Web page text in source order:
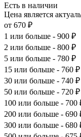
Есть в наличии
Цена является
от 670 ₽
1 или больше - 900 ₽
2 или больше - 800 ₽
5 или больше - 780 ₽
15 или больше - 760 ₽
30 или больше - 740 ₽
50 или больше - 720 ₽
100 или больше - 700
200 или больше - 690
300 или больше - 680